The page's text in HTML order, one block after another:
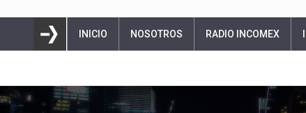
INICIO NOSOTROS RADIO INCOMEX